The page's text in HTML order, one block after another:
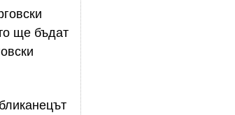
ще бъдат